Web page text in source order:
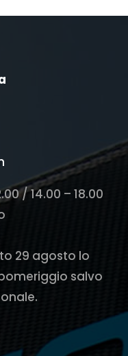
/ 14.00 – 18.00
29 agosto lo
salvo